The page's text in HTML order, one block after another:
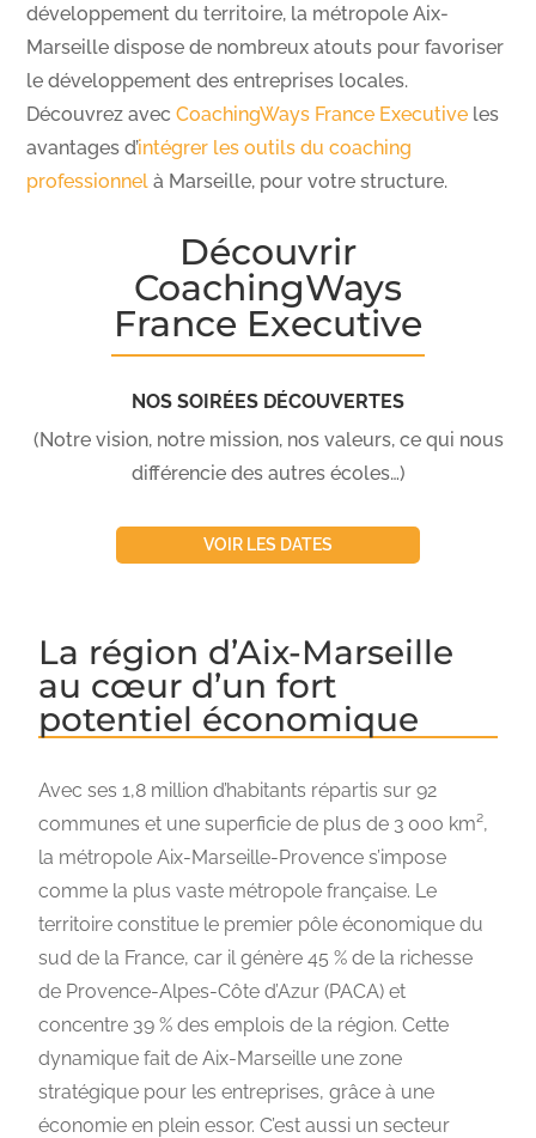
développement du territoire, la métropole Aix-
Marseille dispose de nombreux atouts pour favoriser
le développement des entreprises locales.
Découvrez avecCoachingWays France Executive les
avantages d’intégrer les outils du coaching
professionnelà Marseille, pour votre structure.
Découvrir
CoachingWays
France Executive
NOS SOIRÉES DÉCOUVERTES
(Notre vision, notre mission, nos valeurs, ce qui nous
différencie des autres écoles…)
VOIR LES DATES
La région d’Aix-Marseille
au cœur d’un fort
potentiel économique
Avec ses 1,8 million d’habitants répartis sur 92
communes et une superficie de plus de 3 000 km²,
la métropole Aix-Marseille-Provence s’impose
comme la plus vaste métropole française. Le
territoire constitue le premier pôle économique du
sud de la France, car il génère 45 % de la richesse
de Provence-Alpes-Côte d’Azur (PACA) et
concentre 39 % des emplois de la région. Cette
dynamique fait de Aix-Marseille une zone
stratégique pour les entreprises, grâce à une
économie en plein essor. C’est aussi un secteur